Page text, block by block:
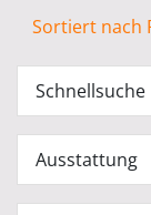
Sortiert nach
Schnellsuche
Ausstattung